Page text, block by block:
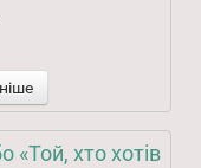
«Той, хто хотів